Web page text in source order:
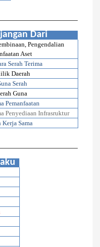
Dari
Pengendalian
Aset
Serah Terima
Daerah
Serah
Guna
Pemanfaatan
Penyediaan Infrasruktur
Kerja Sama